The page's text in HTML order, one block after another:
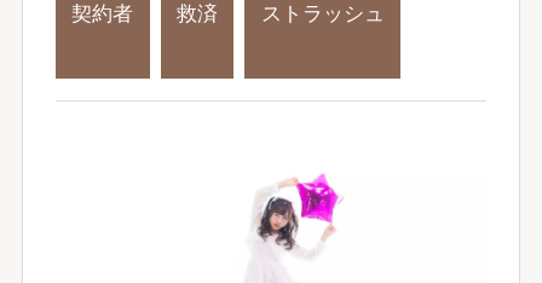
契約者 救済 ストラッシュ